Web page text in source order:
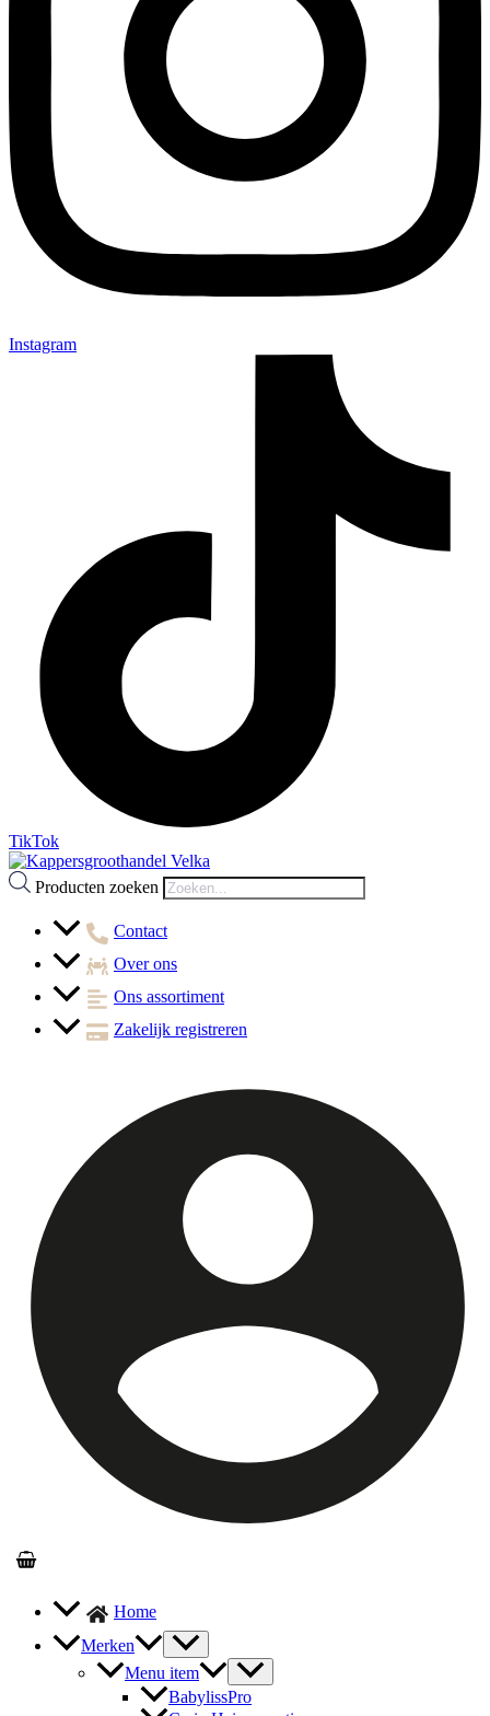
Instagram
TikTok
Producten zoeken
Contact
Over ons
Ons assortiment
Zakelijk registreren
Home
Merken
Menu item
BabylissPro